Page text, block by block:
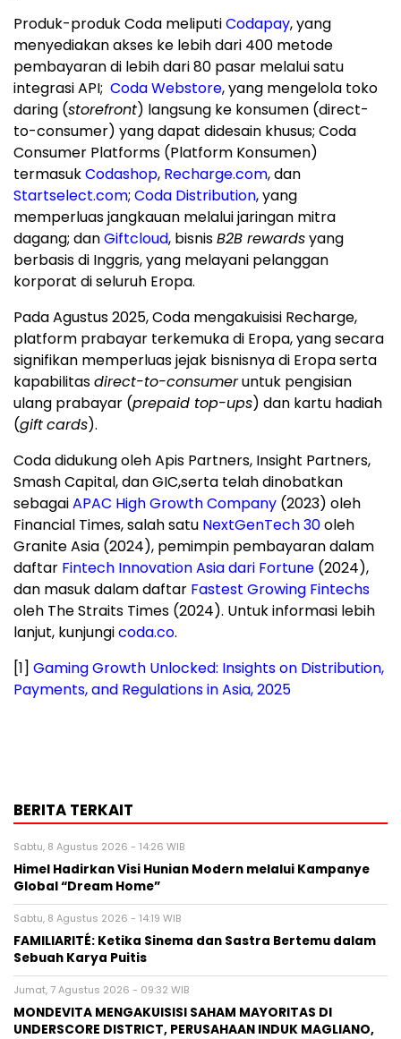
Produk-produk Coda meliputiCodapay, yang
menyediakan akses ke lebih dari 400 metode
pembayaran di lebih dari 80 pasar melalui satu
integrasi API; Coda Webstore, yang mengelola toko
daring (storefront) langsung ke konsumen (direct-
to-consumer) yang dapat didesain khusus; Coda
Consumer Platforms (Platform Konsumen)
termasukCodashop, Recharge.com, dan
Startselect.com; Coda Distribution, yang
memperluas jangkauan melalui jaringan mitra
dagang; danGiftcloud, bisnisB2B rewardsyang
berbasis di Inggris, yang melayani pelanggan
korporat di seluruh Eropa.
Pada Agustus 2025, Coda mengakuisisi Recharge,
platform prabayar terkemuka di Eropa, yang secara
signifikan memperluas jejak bisnisnya di Eropa serta
kapabilitasdirect-to-consumeruntuk pengisian
ulang prabayar (prepaid top-ups) dan kartu hadiah
(giftcards).
Coda didukung oleh Apis Partners, Insight Partners,
Smash Capital, dan GIC,serta telah dinobatkan
sebagaiAPAC High Growth Company (2023) oleh
Financial Times, salah satu NextGenTech 30oleh
Granite Asia (2024), pemimpin pembayaran dalam
daftar Fintech Innovation Asia dari Fortune (2024),
dan masuk dalam daftar Fastest Growing Fintechs
oleh The Straits Times (2024). Untuk informasi lebih
lanjut, kunjungicoda.co.
[1] Gaming Growth Unlocked: Insights on Distribution,
Payments, and Regulations in Asia, 2025
BERITA TERKAIT
Sabtu, 8 Agustus 2026 - 14:26 WIB
Himel Hadirkan Visi Hunian Modern melalui Kampanye
Global “Dream Home”
Sabtu, 8 Agustus 2026 - 14:19 WIB
FAMILIARITÉ: Ketika Sinema dan Sastra Bertemu dalam
Sebuah Karya Puitis
Jumat, 7 Agustus 2026 - 09:32 WIB
MONDEVITA MENGAKUISISI SAHAM MAYORITAS DI
UNDERSCORE DISTRICT, PERUSAHAAN INDUK MAGLIANO,